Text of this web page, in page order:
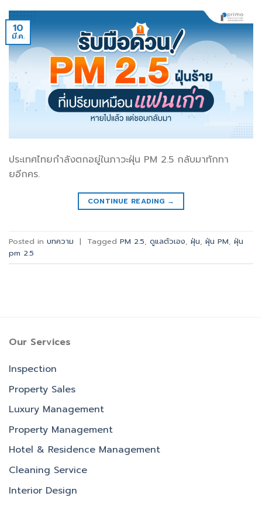
10
มี.ค.
ประเทศไทยกำลังตกอยู่ในภาวะฝุ่น PM 2.5 กลับมาทักทา
ยอีกคร.
CONTINUE READING →
Posted in บทความ | Tagged PM 2.5 ดูแลตัวเอง ฝุ่น ฝุ่น PM ฝุ่น
pm 2.5
Our Services
Inspection
Property Sales
Luxury Management
Property Management
Hotel & Residence Management
Cleaning Service
Interior Design